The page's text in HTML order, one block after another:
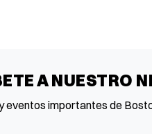
A NUESTRO
importantes de